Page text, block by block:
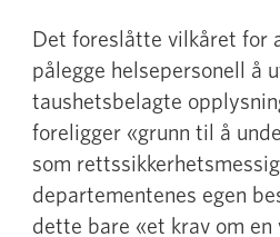
Det foreslåtte vilkåret for
pålegge helsepersonell å
taushetsbelagte
foreligger «grunn til å
som
departementenes egen
dette bare «et krav om en